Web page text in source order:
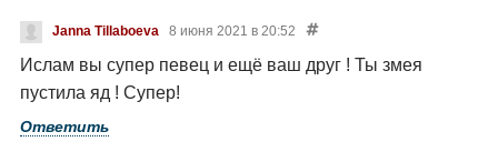
Janna Tillaboeva 8 июня 2021 в 20:52
Ислам вы супер певец и ещё ваш друг ! Ты змея
пустила яд ! Супер!
Ответить